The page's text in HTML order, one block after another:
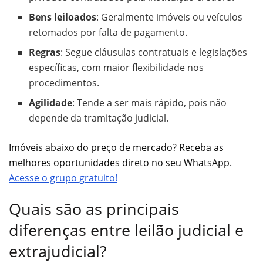
Bens leiloados: Geralmente imóveis ou veículos
retomados por falta de pagamento.
Regras: Segue cláusulas contratuais e legislações
específicas, com maior flexibilidade nos
procedimentos.
Agilidade: Tende a ser mais rápido, pois não
depende da tramitação judicial.
Imóveis abaixo do preço de mercado? Receba as
melhores oportunidades direto no seu WhatsApp.
Acesse o grupo gratuito!
Quais são as principais
diferenças entre leilão judicial e
extrajudicial?